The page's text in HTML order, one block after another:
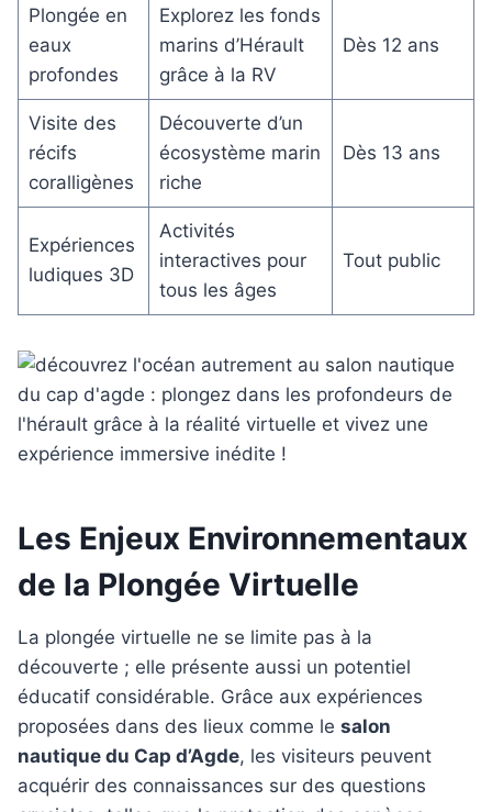
Plongée en
eaux
profondes
Explorez les fonds
marins d’Hérault
grâce à la RV
Dès 12 ans
Visite des
récifs
coralligènes
Découverte d’un
écosystème marin
riche
Dès 13 ans
Expériences
ludiques 3D
Activités
interactives pour
tous les âges
Tout public
Les Enjeux Environnementaux
de la Plongée Virtuelle
La plongée virtuelle ne se limite pas à la
découverte ; elle présente aussi un potentiel
éducatif considérable. Grâce aux expériences
proposées dans des lieux comme le salon
nautique du Cap d’Agde, les visiteurs peuvent
acquérir des connaissances sur des questions